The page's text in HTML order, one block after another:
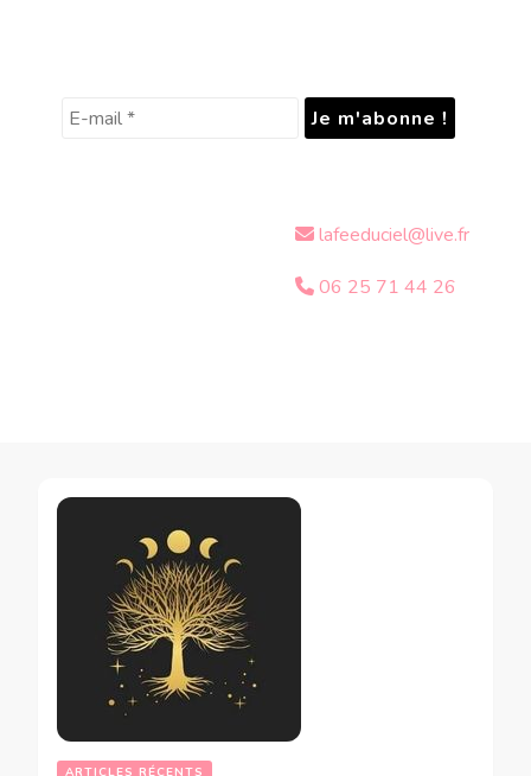
lafeeduciel@live.fr
06 25 71 44 26
ARTICLES RÉCENTS